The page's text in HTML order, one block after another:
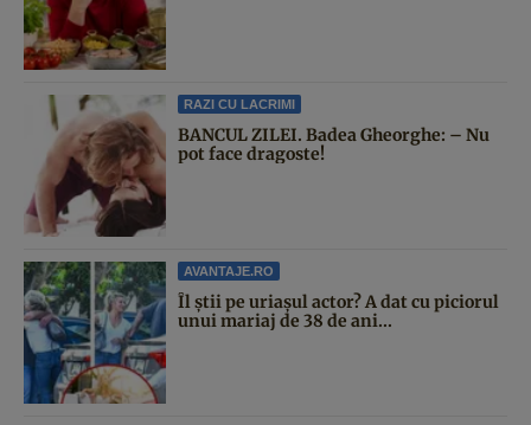
RAZI CU LACRIMI
BANCUL ZILEI. Badea Gheorghe: – Nu
pot face dragoste!
AVANTAJE.RO
Îl știi pe uriașul actor? A dat cu piciorul
unui mariaj de 38 de ani...